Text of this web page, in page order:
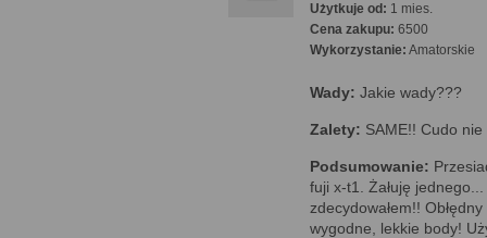
Użytkuje od: 1 mies.
Cena zakupu: 6500
Wykorzystanie: Amatorskie
Wady: Jakie wady???
Zalety: SAME!! Cudo
Podsumowanie:
fuji x-t1. Żałuję
zdecydowałem!!
wygodne, lekkie body!